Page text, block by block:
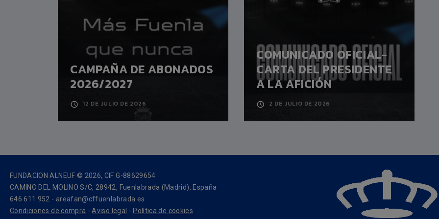
CAMPAÑA DE ABONADOS
2026/2027
12 DE JULIO DE 2026
COMUNICADO OFICIAL-
CARTA DEL PRESIDENTE
A LA AFICIÓN
2 DE JULIO DE 2026
FUNDACION ALNEUF © 2026, CIF G-88629654
CAMINO DEL MOLINO S/C, 28942, Fuenlabrada (Madrid), España
646 611 952 - areafan@cffuenlabrada.es
Condiciones de compra -Aviso legal - Política de cookies